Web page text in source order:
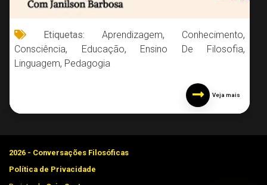
Etiquetas:Aprendizagem, Conhecimento,
Consciência, Educação, Ensino De Filosofia,
Linguagem, Pedagogia
Veja mais
2026 - Conversações Filosóficas
Política de Privacidade